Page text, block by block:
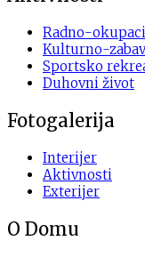
Radno-
Kulturno-
Sportsko
Duhovni život
Fotogalerija
Interijer
Aktivnosti
Exterijer
O Domu